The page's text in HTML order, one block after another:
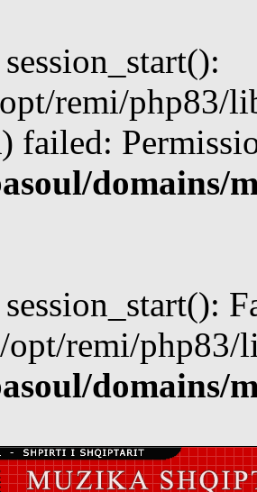
remi/php83/
failed:
domains/
session_start():
opt/remi/php83/
domains/